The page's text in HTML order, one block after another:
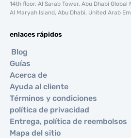
14th floor, Al Sarab Tower, Abu Dhabi Global
Al Maryah Island, Abu Dhabi, United Arab
enlaces rápidos
Blog
Guías
Acerca de
Ayuda al cliente
Términos y condiciones
política de privacidad
Entrega, política de reembolsos
Mapa del sitio